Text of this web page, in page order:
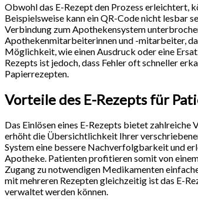
Obwohl das E-Rezept den Prozess erleichtert,
Beispielsweise kann ein QR-Code nicht lesbar
Verbindung zum Apothekensystem
Apothekenmitarbeiterinnen und -mitarbeiter,
Möglichkeit, wie einen Ausdruck oder eine
Rezepts ist jedoch, dass Fehler oft schneller
Papierrezepten.
Vorteile des E-Rezepts für
Das Einlösen eines E-Rezepts bietet
erhöht die Übersichtlichkeit Ihrer
System eine bessere Nachverfolgbarkeit und
Apotheke. Patienten profitieren somit von
Zugang zu notwendigen Medikamenten
mit mehreren Rezepten gleichzeitig ist das E-
verwaltet werden können.